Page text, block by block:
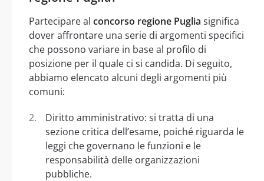
Partecipare al concorso regione Puglia significa
dover affrontare una serie di argomenti specifici
che possono variare in base al profilo di
posizione per il quale ci si candida. Di seguito,
abbiamo elencato alcuni degli argomenti più
comuni:
Diritto amministrativo: si tratta di una
sezione critica dell’esame, poiché riguarda le
leggi che governano le funzioni e le
responsabilità delle organizzazioni
pubbliche.